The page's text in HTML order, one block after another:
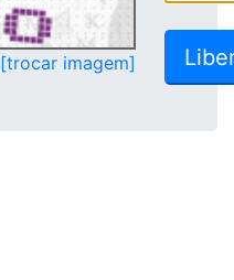
[trocar imagem]